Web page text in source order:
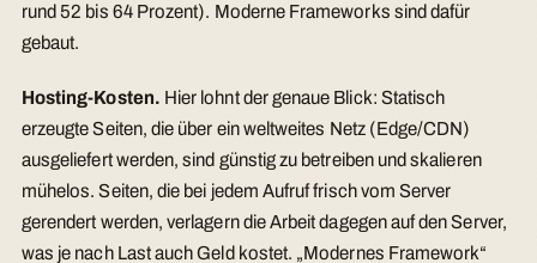
rund 52 bis 64 Prozent). Moderne Frameworks sind dafür
gebaut.
Hosting-Kosten. Hier lohnt der genaue Blick: Statisch
erzeugte Seiten, die über ein weltweites Netz (Edge/CDN)
ausgeliefert werden, sind günstig zu betreiben und skalieren
mühelos. Seiten, die bei jedem Aufruf frisch vom Server
gerendert werden, verlagern die Arbeit dagegen auf den Server,
was je nach Last auch Geld kostet. „Modernes Framework“